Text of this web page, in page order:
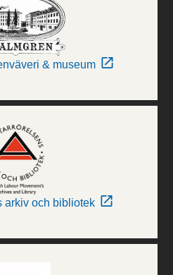
& museum
arkiv och bibliotek